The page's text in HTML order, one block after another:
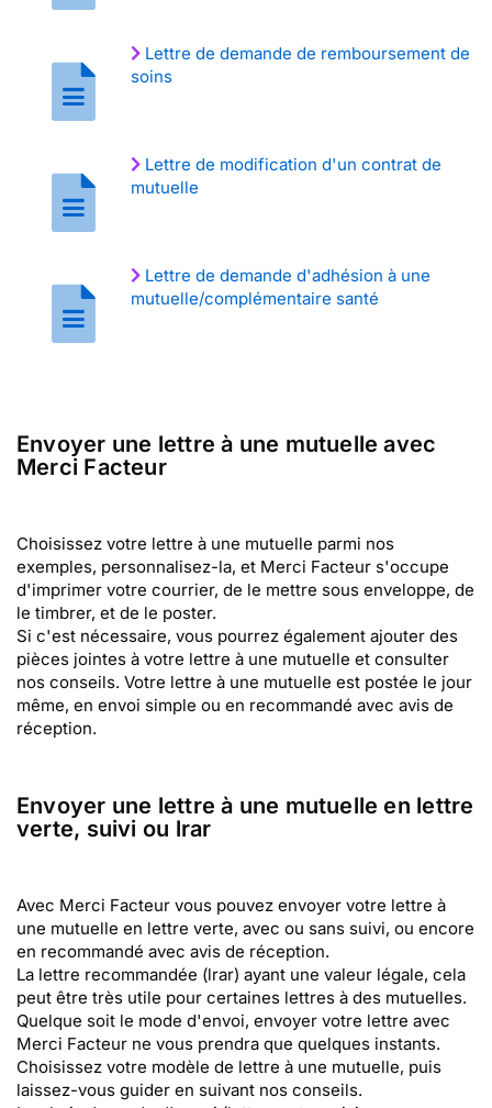
Lettre de demande de remboursement de
soins
Lettre de modification d'un contrat de
mutuelle
Lettre de demande d'adhésion à une
mutuelle/complémentaire santé
Envoyer une lettre à une mutuelle avec
Merci Facteur
Choisissez votre lettre à une mutuelle parmi nos
exemples, personnalisez-la, et Merci Facteur s'occupe
d'imprimer votre courrier, de le mettre sous enveloppe, de
le timbrer, et de le poster.
Si c'est nécessaire, vous pourrez également ajouter des
pièces jointes à votre lettre à une mutuelle et consulter
nos conseils. Votre lettre à une mutuelle est postée le jour
même, en envoi simple ou en recommandé avec avis de
réception.
Envoyer une lettre à une mutuelle en lettre
verte, suivi ou lrar
Avec Merci Facteur vous pouvez envoyer votre lettre à
une mutuelle en lettre verte, avec ou sans suivi, ou encore
en recommandé avec avis de réception.
La lettre recommandée (lrar) ayant une valeur légale, cela
peut être très utile pour certaines lettres à des mutuelles.
Quelque soit le mode d'envoi, envoyer votre lettre avec
Merci Facteur ne vous prendra que quelques instants.
Choisissez votre modèle de lettre à une mutuelle, puis
laissez-vous guider en suivant nos conseils.